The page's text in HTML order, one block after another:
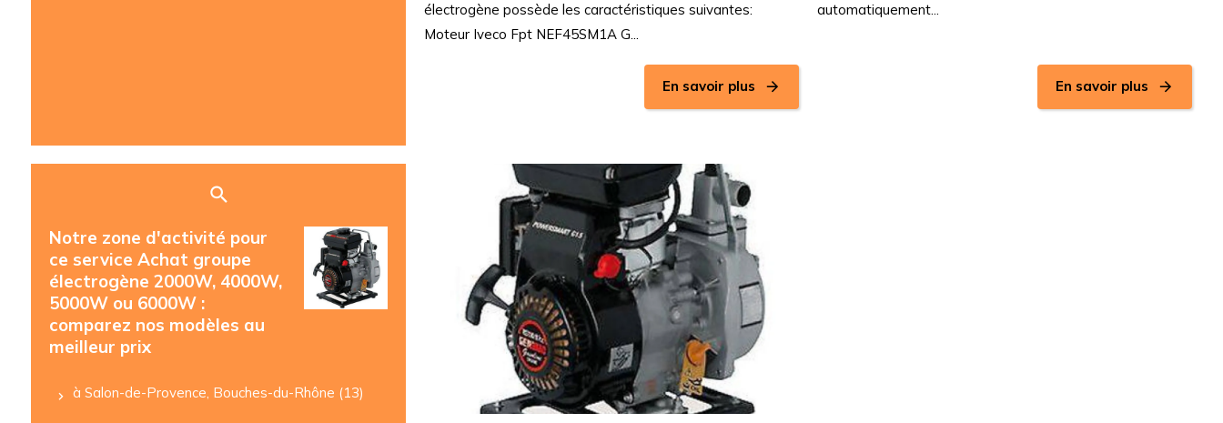
électrogène possède les caractéristiques suivantes:
Moteur Iveco Fpt NEF45SM1A G...
En savoir plus
automatiquement...
En savoir plus
Notre zone d'activité pour
ce service Achat groupe
électrogène 2000W, 4000W,
5000W ou 6000W :
comparez nos modèles au
meilleur prix
à Salon-de-Provence, Bouches-du-Rhône (13)